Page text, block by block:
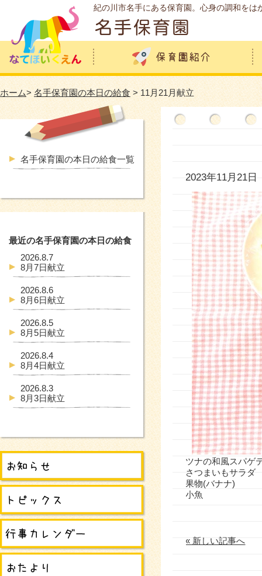
紀の川市名手にある保育園。心身の調和を
ホーム> 名手保育園の本日の給食 > 11月21月献立
2023年11月21日
ツナの和風スパゲ
さつまいもサラダ
果物(バナナ)
小魚
« 新しい記事へ
名手保育園の本日の給食一覧
最近の名手保育園の本日の給食
2026.8.7
8月7日献立
2026.8.6
8月6日献立
2026.8.5
8月5日献立
2026.8.4
8月4日献立
2026.8.3
8月3日献立